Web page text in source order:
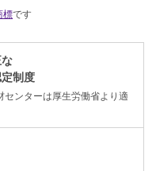
標です
制度
センターは厚生労働省より適